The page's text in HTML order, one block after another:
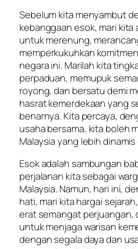
Sebelum kita menyambut
kebanggaan esok, mari kita
untuk merenung,
memperkukuhkan
negara ini. Marilah kita
perpaduan, memupuk
royong, dan bersatu demi
hasrat kemerdekaan yang
benarnya. Kita percaya,
usaha bersama, kita boleh
Malaysia yang lebih
Esok adalah sambungan
perjalanan kita sebagai
Malaysia. Namun, hari ini,
hati, mari kita hargai
erat semangat perjuangan,
untuk menjaga warisan
dengan segala daya dan